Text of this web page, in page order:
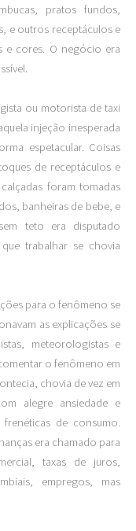
pratos fundos,
e outros receptáculos e
e cores. O negócio era
ou motorista de taxi
injeção inesperada
espetacular. Coisas
de receptáculos e
foram tomadas
banheiras de bebe, e
teto era disputado
trabalhar se chovia
para o fenômeno se
as explicações se
meteorologistas e
o fenômeno em
chovia de vez em
alegre ansiedade e
de consumo.
era chamado para
taxas de juros,
empregos, mas